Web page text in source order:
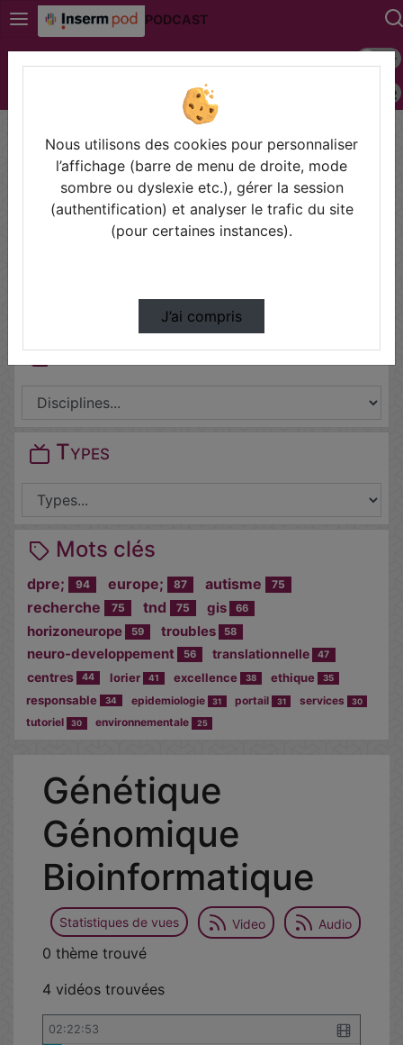
PODCAST
Mode
Police
Génétique Génomique Bioinformatique
Génétique
Génomique
Bioinformatique
Statistiques de vues Video Audio
0 thème trouvé
4 vidéos trouvées
02:22:53
Thèmes de Génétique
Génomique Bioinformatique
Disciplines
Types
Mots clés
dpre; 94 europe; 87 autisme 75
recherche 75 tnd 75 gis 66
horizoneurope 59 troubles 58
neuro-developpement 56 translationnelle 47
centres 44 lorier 41 excellence 38 ethique 35
responsable 34 epidemiologie 31 portail 31 services 30
tutoriel 30 environnementale 25
Nous utilisons des cookies pour personnaliser
l’affichage (barre de menu de droite, mode
sombre ou dyslexie etc.), gérer la session
(authentification) et analyser le trafic du site
(pour certaines instances).
J’ai compris